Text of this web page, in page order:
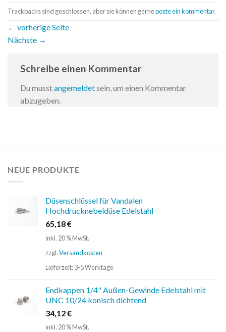
Trackbacks sind geschlossen, aber sie können gerneposte ein kommentar.
← vorherige Seite
Nächste →
Schreibe einen Kommentar
Du musstangemeldetsein, um einen Kommentar
abzugeben.
NEUE PRODUKTE
Düsenschlüssel für Vandalen
Hochdrucknebeldüse Edelstahl
65,18€
inkl. 20 % MwSt.
zzgl.Versandkosten
Lieferzeit:3-5 Werktage
Endkappen 1/4" Außen-Gewinde Edelstahl mit
UNC 10/24 konisch dichtend
34,12€
inkl. 20 % MwSt.